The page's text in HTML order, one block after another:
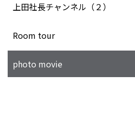
上田社長チャンネル（２）
Room tour
photo movie